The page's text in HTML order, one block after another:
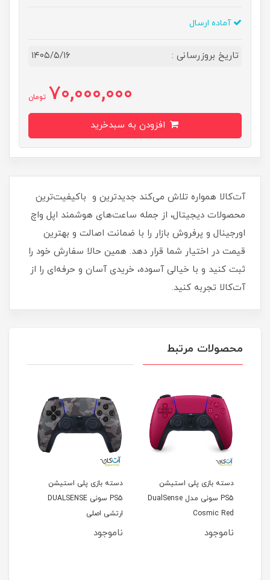
آماده ارسال
تاریخ بروزرسانی : ۱۴۰۵/۵/۱۶
70,000,000 تومان
آت‌کالا همواره تلاش می‌کند جدیدترین و باکیفیت‌ترین
محصولات دیجیتال، از جمله ساعت‌های هوشمند اپل واچ
اورجینال و پرفروش بازار را با ضمانت اصالت و بهترین
قیمت در اختیار شما قرار دهد. همین حالا سفارش خود را
ثبت کنید و با خیالی آسوده، خریدی آسان و حرفه‌ای را از
آت‌کالا تجربه کنید.
محصولات مرتبط
دسته بازی پلی استیشن
PS5 سونی مدل DualSense
Cosmic Red
ناموجود
دسته بازی پلی استیشن
PS5 سونی DUALSENSE
ارتشی اصلی
ناموجود